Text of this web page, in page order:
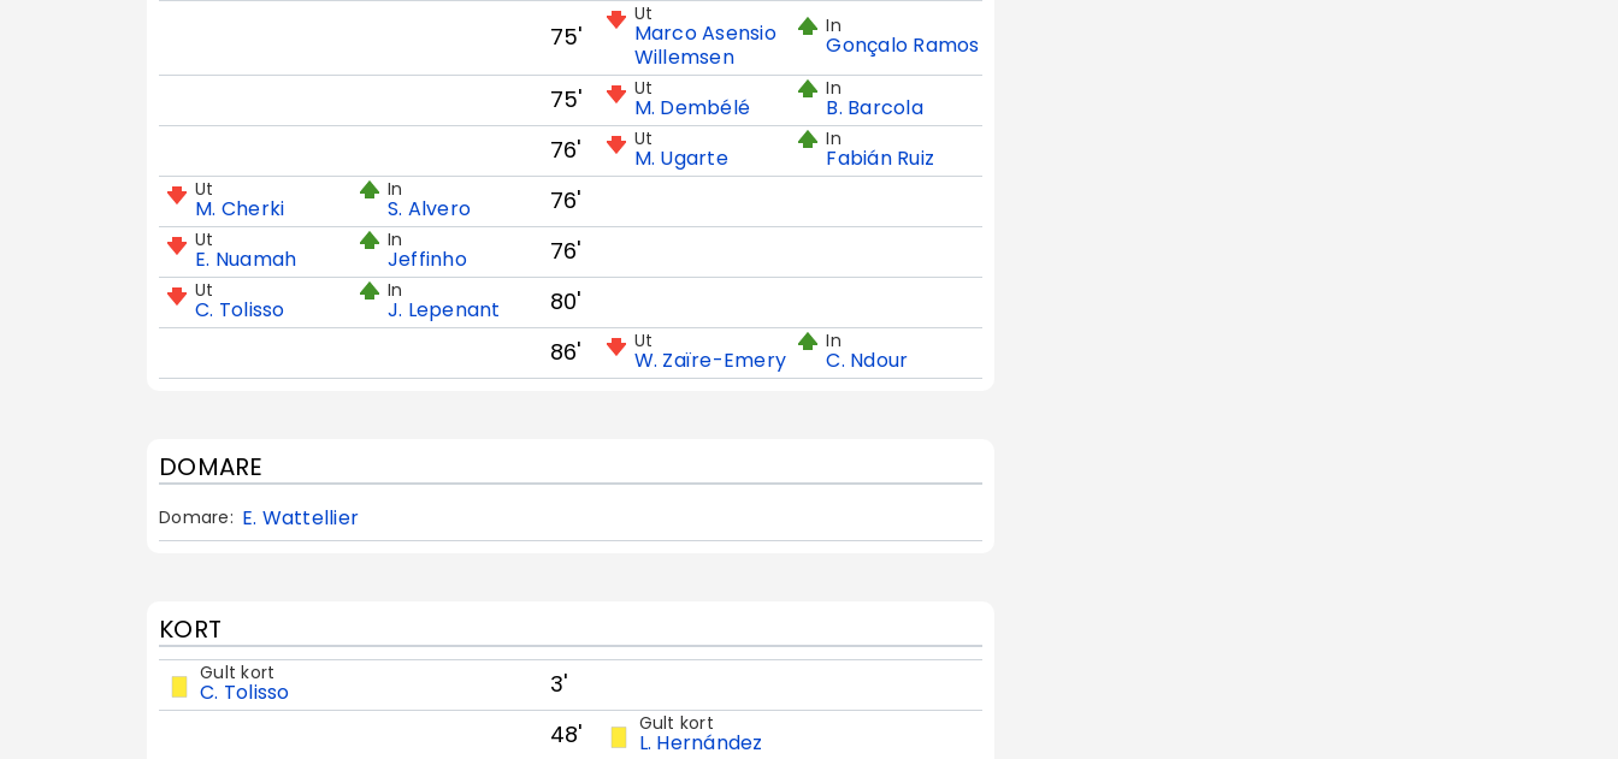
75'
Ut
Marco Asensio
Willemsen
In
Gonçalo Ramos
75' Ut
M. Dembélé
In
B. Barcola
76' Ut
M. Ugarte
In
Fabián Ruiz
Ut
M. Cherki
In
S. Alvero 76'
Ut
E. Nuamah
In
Jeffinho 76'
Ut
C. Tolisso
In
J. Lepenant
80'
86'
Ut
W. Zaïre-Emery
In
C. Ndour
DOMARE
Domare: E. Wattellier
KORT
Gult kort
C. Tolisso
3'
48'
Gult kort
L. Hernández